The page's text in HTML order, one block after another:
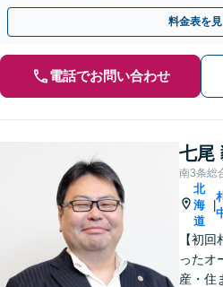
いたします。ぜひ一度弁護士にご相談く
料金表を
電話でお問い合わせ
七尾
南3条総
北
海
道
【初
ったオ
産・住